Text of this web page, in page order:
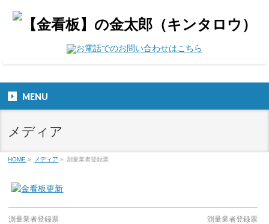
MENU
メディア
HOME » メディア » 測量業者登録票
測量業者登録票 測量業者登録票